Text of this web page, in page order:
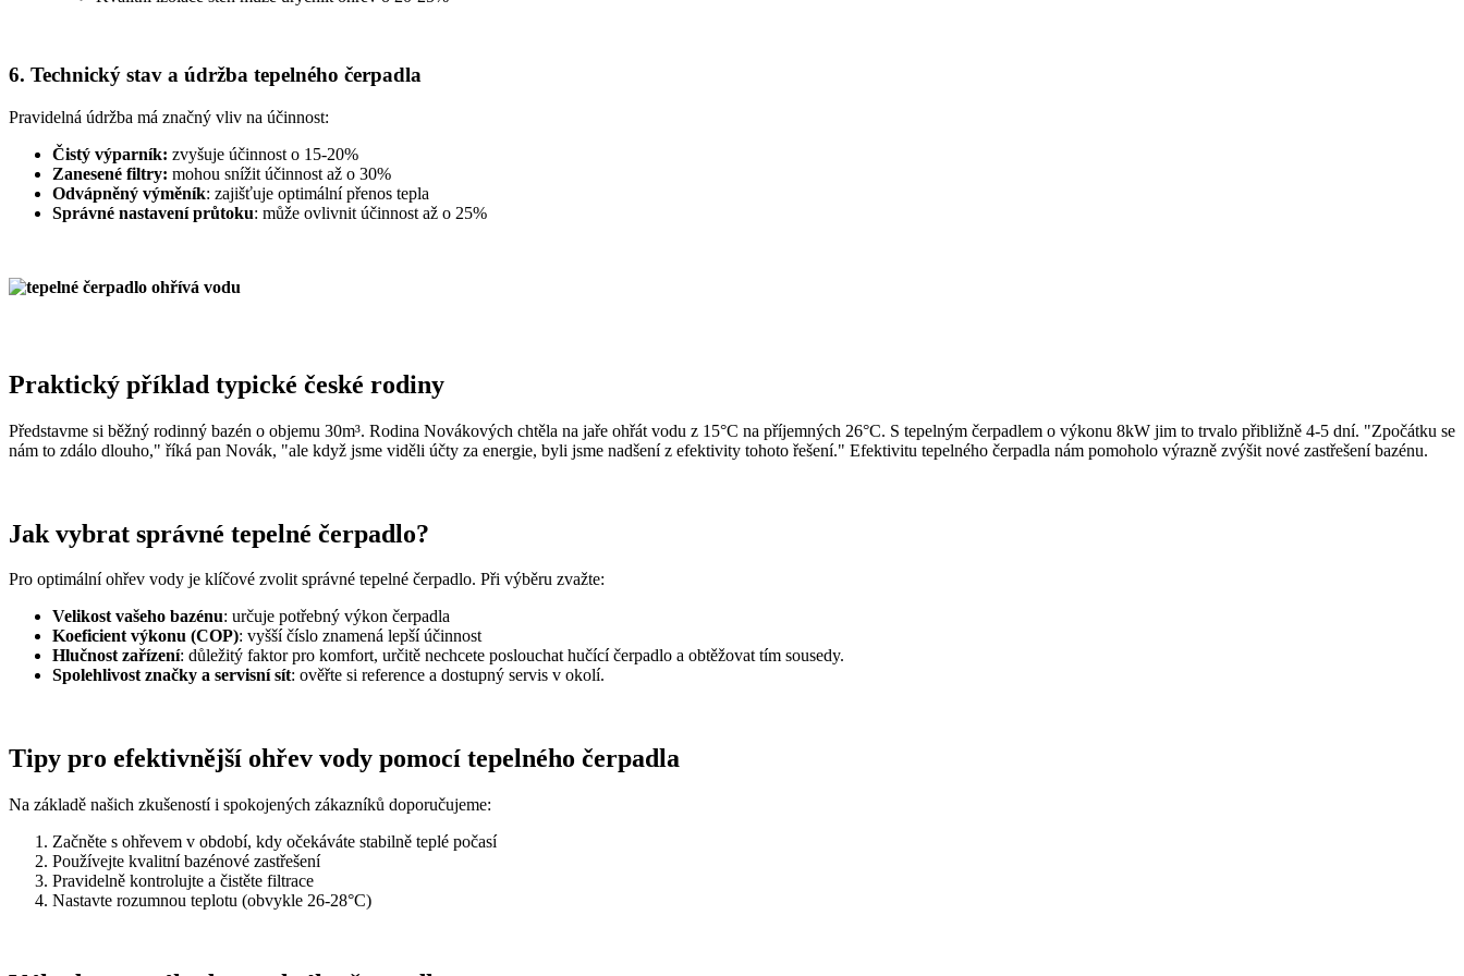
6. Technický stav a údržba tepelného čerpadla
Pravidelná údržba má značný vliv na účinnost:
Čistý výparník: zvyšuje účinnost o 15-20%
Zanesené filtry: mohou snížit účinnost až o 30%
Odvápněný výměník: zajišťuje optimální přenos tepla
Správné nastavení průtoku: může ovlivnit účinnost až o 25%
Praktický příklad typické české rodiny
Představme si běžný rodinný bazén o objemu 30m³. Rodina Novákových chtěla na jaře ohřát vodu z 15°C na příjemných 26°C. S tepelným čerpadlem o výkonu 8kW jim to trvalo přibližně 4-5 dní. "Zpočátku se
nám to zdálo dlouho," říká pan Novák, "ale když jsme viděli účty za energie, byli jsme nadšení z efektivity tohoto řešení." Efektivitu tepelného čerpadla nám pomoholo výrazně zvýšit nové zastřešení bazénu.
Jak vybrat správné tepelné čerpadlo?
Pro optimální ohřev vody je klíčové zvolit správné tepelné čerpadlo. Při výběru zvažte:
Velikost vašeho bazénu: určuje potřebný výkon čerpadla
Koeficient výkonu (COP): vyšší číslo znamená lepší účinnost
Hlučnost zařízení: důležitý faktor pro komfort, určitě nechcete poslouchat hučící čerpadlo a obtěžovat tím sousedy.
Spolehlivost značky a servisní sít: ověřte si reference a dostupný servis v okolí.
Tipy pro efektivnější ohřev vody pomocí tepelného čerpadla
Na základě našich zkušeností i spokojených zákazníků doporučujeme:
Začněte s ohřevem v období, kdy očekáváte stabilně teplé počasí
Používejte kvalitní bazénové zastřešení
Pravidelně kontrolujte a čistěte filtrace
Nastavte rozumnou teplotu (obvykle 26-28°C)